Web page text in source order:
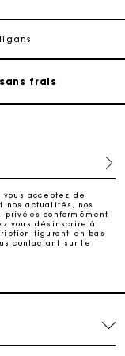
jours ouvrés
d'offrir le
jours ouvrés
acceptez de
nos actualités, nos
conformément
vous désinscrire à
figurant en bas
contactant sur le